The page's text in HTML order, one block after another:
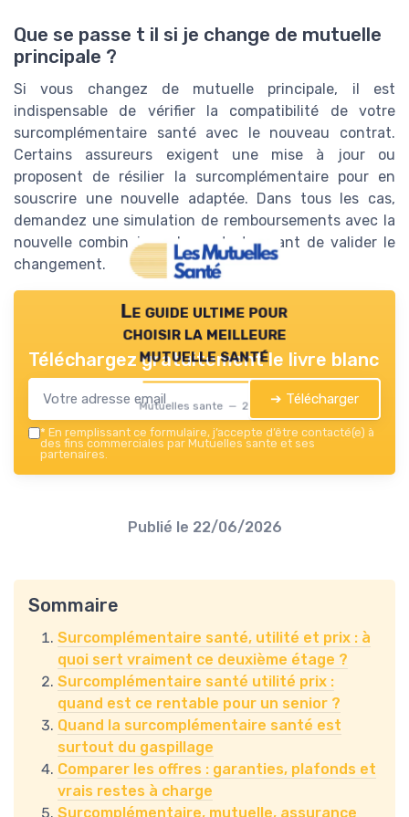
Que se passe t il si je change de mutuelle
principale ?
Si vous changez de mutuelle principale, il est
indispensable de vérifier la compatibilité de votre
surcomplémentaire santé avec le nouveau contrat.
Certains assureurs exigent une mise à jour ou
proposent de résilier la surcomplémentaire pour en
souscrire une nouvelle adaptée. Dans tous les cas,
demandez une simulation de remboursements avec la
nouvelle combinaison de contrats avant de valider le
changement.
Le guide ultime pour
choisir la meilleure
mutuelle santé
Mutuelles sante — 2026
Téléchargez gratuitement le livre blanc
➔ Télécharger
* En remplissant ce formulaire, j’accepte d’être contacté(e) à
des fins commerciales par Mutuelles sante et ses
partenaires.
Publié le 22/06/2026
Sommaire
Surcomplémentaire santé, utilité et prix : à
quoi sert vraiment ce deuxième étage ?
Surcomplémentaire santé utilité prix :
quand est ce rentable pour un senior ?
Quand la surcomplémentaire santé est
surtout du gaspillage
Comparer les offres : garanties, plafonds et
vrais restes à charge
Surcomplémentaire, mutuelle, assurance